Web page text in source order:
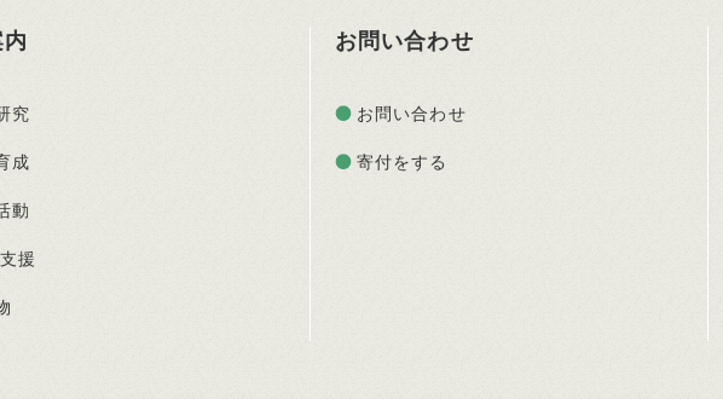
究
成
動
援
お問い合わせ
お問い合わせ
寄付をする